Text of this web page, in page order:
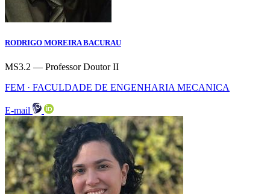
RODRIGO MOREIRA BACURAU
MS3.2 — Professor Doutor II
FEM · FACULDADE DE ENGENHARIA MECANICA
E-mail